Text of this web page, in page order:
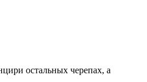
остальных черепах, а